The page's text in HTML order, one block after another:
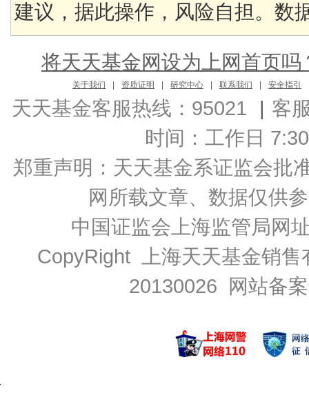
建议，据此操作，风险自担。数
将天天基金网设为上网首页吗
关于我们 资质证明 研究中心 联系我们 安全指引
天天基金客服热线：95021 | 客
时间：工作日
郑重声明： 天天基金系证监会批
网所载文章、数据仅供
中国证监会上海监管局网
CopyRight 上海天天基金销
20130026 网站备